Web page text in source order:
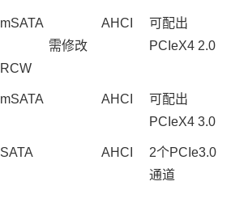
mSATA
需修改
RCW
AHCI
可配出
PCIeX4 2.0
mSATA AHCI
可配出
PCIeX4 3.0
SATA AHCI
2个PCIe3.0
通道